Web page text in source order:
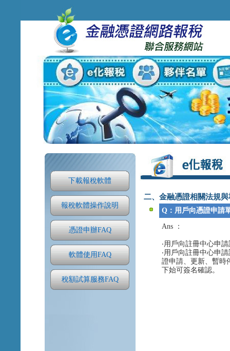
下載報稅軟體
報稅軟體操作說明
憑證申辦FAQ
軟體使用FAQ
稅額試算服務FAQ
二、金融憑證相關法規與
Q：用戶向憑證申請
Ans ：
‧用戶向註冊中心申
‧用戶向註冊中心申
證申請、更新、暫時
下始可簽名確認。